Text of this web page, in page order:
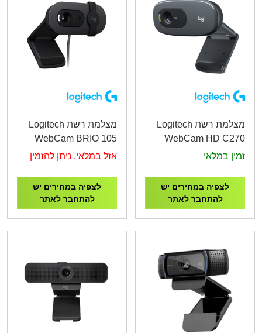
מצלמת רשת Logitech
WebCam HD C270
זמין במלאי
לצפיה במחירים יש
להתחבר לאתר
מצלמת רשת Logitech
WebCam BRIO 105
אזל במלאי, ניתן להזמין
לצפיה במחירים יש
להתחבר לאתר